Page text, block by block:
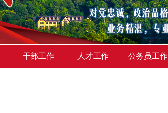
干部工作 人才工作 公务员工作